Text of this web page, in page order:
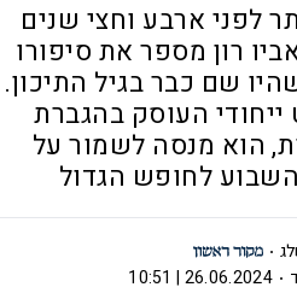
לפני ארבע וחצי שנים
בלבד. אביו רון מספר את סיפורו
שם כבר בגיל התיכון.
העוסק בהגברת
הוא מנסה לשמור על
לחופש הגדול
26.06.2024 | 10:51